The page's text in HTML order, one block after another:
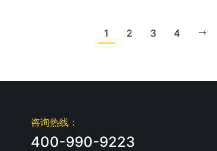
1 2 3 4
咨询热线：
400-990-9223